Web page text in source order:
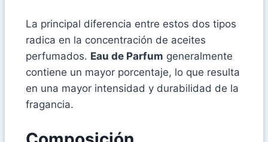
La principal diferencia entre estos dos tipos
radica en la concentración de aceites
perfumados. Eau de Parfum generalmente
contiene un mayor porcentaje, lo que resulta
en una mayor intensidad y durabilidad de la
fragancia.